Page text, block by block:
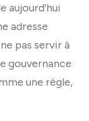
aujourd'hui
adresse
pas servir à
gouvernance
une règle,